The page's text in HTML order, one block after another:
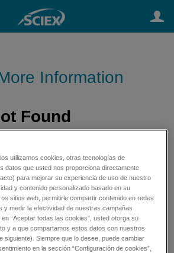
Information
utilizamos cookies, otras tecnologías de
datos que usted nos proporciona directamente
para mejorar su experiencia de uso de nuestro
y contenido personalizado basado en su
sitios web, permitirle compartir contenido en redes
y medir la efectividad de nuestras campañas
“Aceptar todas las cookies”, usted otorga su
y a que compartamos estos datos con nuestros
siguiente). Siempre que lo desee, puede cambiar
en la sección “Configuración de cookies”,